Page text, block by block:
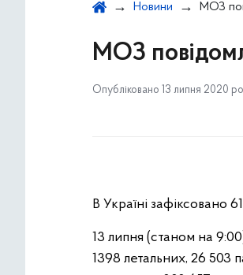
Новини МОЗ
МОЗ
Опубліковано 13 липня 2020
В Україні зафіксовано
13 липня (станом на
1398 летальних, 26 503